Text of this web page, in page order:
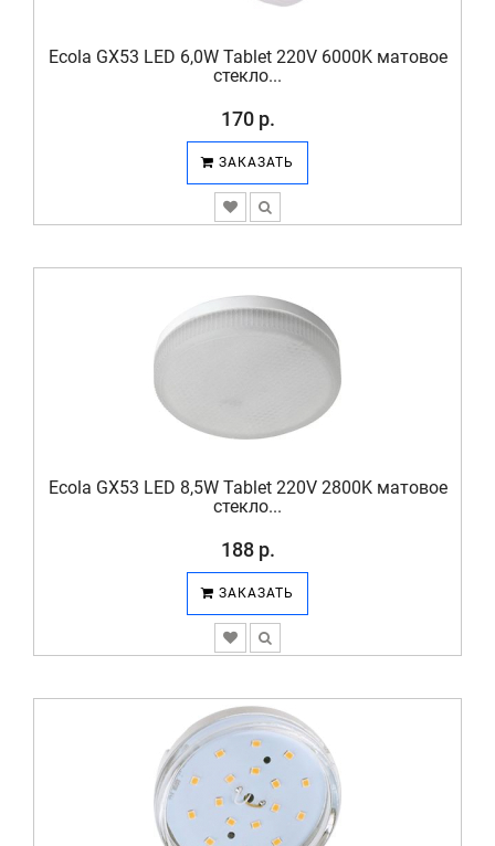
Ecola GX53 LED 6,0W Tablet 220V 6000K матовое
стекло...
170 р.
ЗАКАЗАТЬ
Ecola GX53 LED 8,5W Tablet 220V 2800K матовое
стекло...
188 р.
ЗАКАЗАТЬ